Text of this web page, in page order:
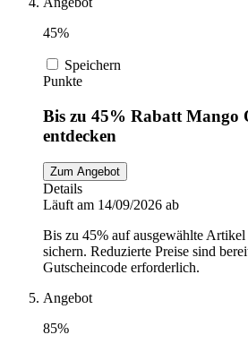
45%
Speichern
Punkte
Bis zu 45% Rabatt Mango
entdecken
Zum Angebot
Details
Läuft am 14/09/2026 ab
Bis zu 45% auf ausgewählte
sichern. Reduzierte Preise sind
Gutscheincode erforderlich.
Angebot
85%